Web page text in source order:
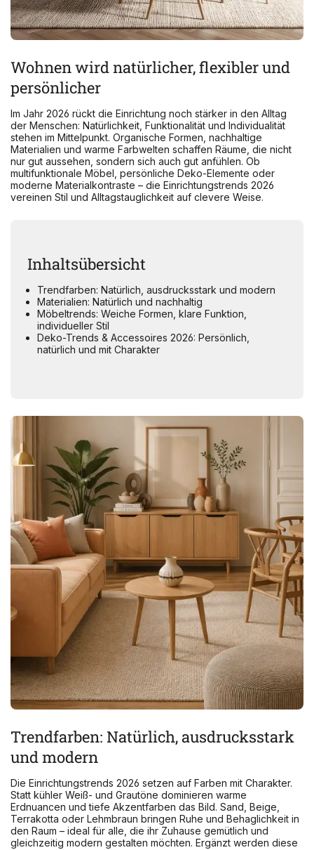
Wohnen wird natürlicher, flexibler und
persönlicher
Im Jahr 2026 rückt die Einrichtung noch stärker in den Alltag
der Menschen: Natürlichkeit, Funktionalität und Individualität
stehen im Mittelpunkt. Organische Formen, nachhaltige
Materialien und warme Farbwelten schaffen Räume, die nicht
nur gut aussehen, sondern sich auch gut anfühlen. Ob
multifunktionale Möbel, persönliche Deko-Elemente oder
moderne Materialkontraste – die Einrichtungstrends 2026
vereinen Stil und Alltagstauglichkeit auf clevere Weise.
Inhaltsübersicht
Trendfarben: Natürlich, ausdrucksstark und modern
Materialien: Natürlich und nachhaltig
Möbeltrends: Weiche Formen, klare Funktion,
individueller Stil
Deko-Trends & Accessoires 2026: Persönlich,
natürlich und mit Charakter
Trendfarben: Natürlich, ausdrucksstark
und modern
Die Einrichtungstrends 2026 setzen auf Farben mit Charakter.
Statt kühler Weiß- und Grautöne dominieren warme
Erdnuancen und tiefe Akzentfarben das Bild. Sand, Beige,
Terrakotta oder Lehmbraun bringen Ruhe und Behaglichkeit in
den Raum – ideal für alle, die ihr Zuhause gemütlich und
gleichzeitig modern gestalten möchten. Ergänzt werden diese